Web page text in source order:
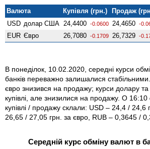
Валюта Купівля (грн.)
Продаж
USD долар США 24,4400 -0.0600 24,4650 -
EUR Євро 26,7080 -0.1709 26,7329 -
В понеділок, 10.02.2020, середні курси
банків переважно залишалися
євро знизився на продажу; курси долару
купівлі, але знизилися на продажу. О 16:10
купівлі / продажу склали: USD – 24,4 / 24,6
26,65 / 27,05 грн. за євро, RUB – 0,3645 /
Середній курс обміну валют в